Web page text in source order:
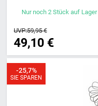
Nur noch 2 Stück auf Lager
49,10 €
UVP:59,95 €
SIE SPAREN
-25,7%